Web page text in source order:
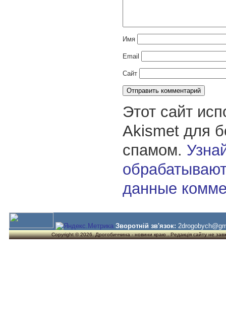
Имя
Email
Сайт
Этот сайт
Akismet для
спамом.
данные
Зворотній зв'язок:
Copyright © 2026. Дрогобиччина - новини краю . Редакція сайту не